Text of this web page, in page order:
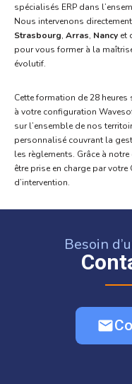
spécialisés ERP dans
Nous intervenons
Strasbourg, Arras, Nancy et
pour vous former à la
évolutif.
Cette formation de 28
à votre configuration
sur l’ensemble de nos
personnalisé couvrant la
les règlements. Grâce à
être prise en charge par
d’intervention.
Besoin